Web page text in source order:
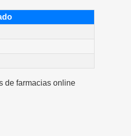
de farmacias online